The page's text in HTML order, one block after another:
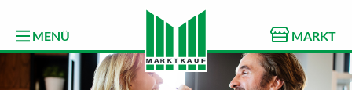
MENÜ MARKT